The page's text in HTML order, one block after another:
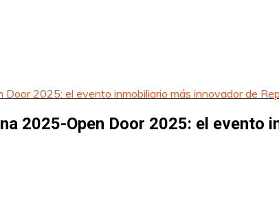
2025: el evento inmobiliario más innovador de
2025-Open Door 2025: el evento